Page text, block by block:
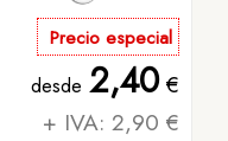
Precio especial
desde 2,40€
+ IVA: 2,90 €